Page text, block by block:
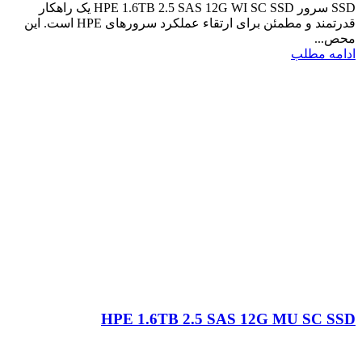
SSD سرور HPE 1.6TB 2.5 SAS 12G WI SC SSD یک راهکار
قدرتمند و مطمئن برای ارتقاء عملکرد سرورهای HPE است. این
محص...
ادامه مطلب
HPE 1.6TB 2.5 SAS 12G MU SC SSD